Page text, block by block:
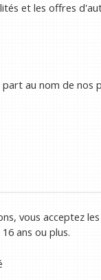
et les offres
au nom de nos
vous acceptez
ans ou plus.